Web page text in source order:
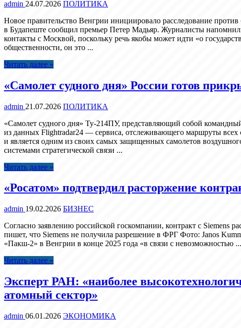
admin 24.07.2026 ПОЛИТИКА
Новое правительство Венгрии инициировало расследование
в Будапеште сообщил премьер Петер Мадьяр. Журналисты
контакты с Москвой, поскольку речь якобы может идти «о
общественности, он это ...
Читать далее »
«Самолет судного дня» России готов
admin 21.07.2026 ПОЛИТИКА
«Самолет судного дня» Ту-214ПУ, представляющий собой
из данных Flightradar24 — сервиса, отслеживающего маршруты всех
и является одним из своих самых защищенных самолетов
системами стратегической связи ...
Читать далее »
«Росатом» подтвердил расторжение
admin 19.02.2026 БИЗНЕС
Согласно заявлению российской госкомпании, контракт с Siemens
пишет, что Siemens не получила разрешение в ФРГ Фото: Janos
«Пакш-2» в Венгрии в конце 2025 года «в связи с невозможностью ...
Читать далее »
Эксперт РАН: «наиболее
атомный сектор»
admin 06.01.2026 ЭКОНОМИКА